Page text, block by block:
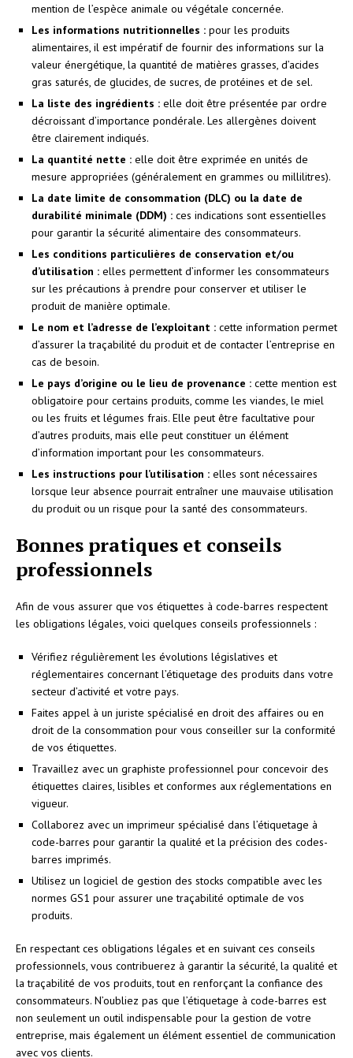
mention de l’espèce animale ou végétale concernée.
Les informations nutritionnelles : pour les produits
alimentaires, il est impératif de fournir des informations sur la
valeur énergétique, la quantité de matières grasses, d’acides
gras saturés, de glucides, de sucres, de protéines et de sel.
La liste des ingrédients : elle doit être présentée par ordre
décroissant d’importance pondérale. Les allergènes doivent
être clairement indiqués.
La quantité nette : elle doit être exprimée en unités de
mesure appropriées (généralement en grammes ou millilitres).
La date limite de consommation (DLC) ou la date de
durabilité minimale (DDM) : ces indications sont essentielles
pour garantir la sécurité alimentaire des consommateurs.
Les conditions particulières de conservation et/ou
d’utilisation : elles permettent d’informer les consommateurs
sur les précautions à prendre pour conserver et utiliser le
produit de manière optimale.
Le nom et l’adresse de l’exploitant : cette information permet
d’assurer la traçabilité du produit et de contacter l’entreprise en
cas de besoin.
Le pays d’origine ou le lieu de provenance : cette mention est
obligatoire pour certains produits, comme les viandes, le miel
ou les fruits et légumes frais. Elle peut être facultative pour
d’autres produits, mais elle peut constituer un élément
d’information important pour les consommateurs.
Les instructions pour l’utilisation : elles sont nécessaires
lorsque leur absence pourrait entraîner une mauvaise utilisation
du produit ou un risque pour la santé des consommateurs.
Bonnes pratiques et conseils
professionnels
Afin de vous assurer que vos étiquettes à code-barres respectent
les obligations légales, voici quelques conseils professionnels :
Vérifiez régulièrement les évolutions législatives et
réglementaires concernant l’étiquetage des produits dans votre
secteur d’activité et votre pays.
Faites appel à un juriste spécialisé en droit des affaires ou en
droit de la consommation pour vous conseiller sur la conformité
de vos étiquettes.
Travaillez avec un graphiste professionnel pour concevoir des
étiquettes claires, lisibles et conformes aux réglementations en
vigueur.
Collaborez avec un imprimeur spécialisé dans l’étiquetage à
code-barres pour garantir la qualité et la précision des codes-
barres imprimés.
Utilisez un logiciel de gestion des stocks compatible avec les
normes GS1 pour assurer une traçabilité optimale de vos
produits.
En respectant ces obligations légales et en suivant ces conseils
professionnels, vous contribuerez à garantir la sécurité, la qualité et
la traçabilité de vos produits, tout en renforçant la confiance des
consommateurs. N’oubliez pas que l’étiquetage à code-barres est
non seulement un outil indispensable pour la gestion de votre
entreprise, mais également un élément essentiel de communication
avec vos clients.